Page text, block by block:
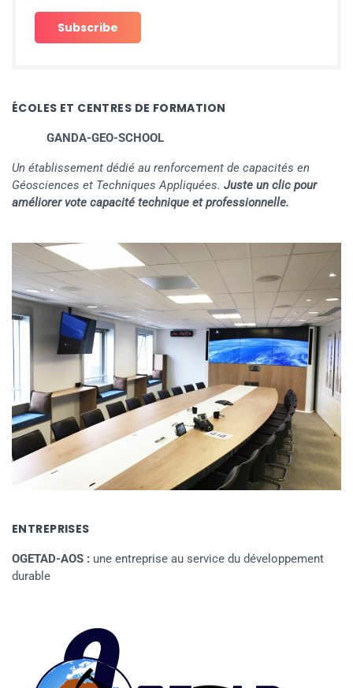
ÉCOLES ET CENTRES DE FORMATION
GANDA-GEO-SCHOOL
Un établissement dédié au renforcement de capacités en
Géosciences et Techniques Appliquées. Juste un clic pour
améliorer vote capacité technique et professionnelle.
ENTREPRISES
OGETAD-AOS : une entreprise au service du développement
durable